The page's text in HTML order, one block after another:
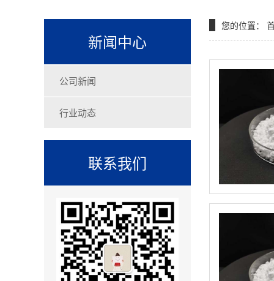
新闻中心
公司新闻
行业动态
联系我们
您的位置：